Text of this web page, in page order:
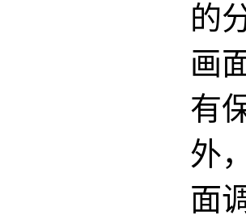
的
画
有
外
面